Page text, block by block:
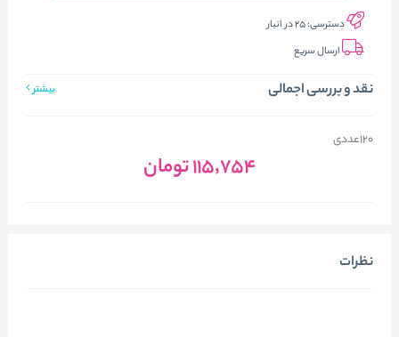
دسترسی:25 در انبار
ارسال سریع
نقد و بررسی اجمالی بیشتر
120عددی
115٬754تومان
نظرات